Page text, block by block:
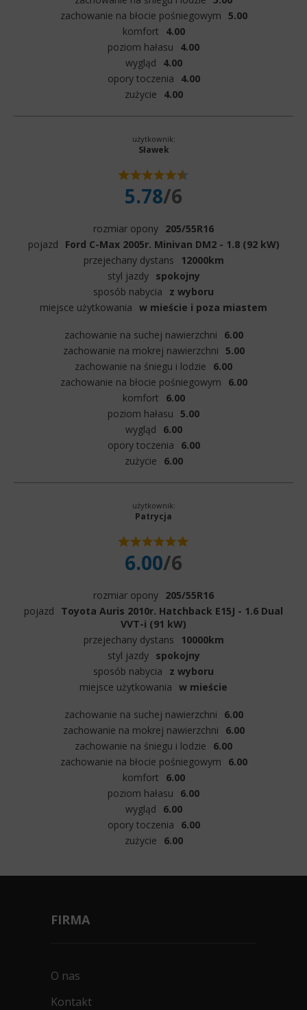
zachowanie na błocie pośniegowym 5.00
komfort
4.00
poziom hałasu
4.00
wygląd
4.00
opory toczenia
4.00
zużycie
4.00
użytkownik:
Sławek
5.78/6
rozmiar opony 205/55R16
pojazd
Ford C-Max 2005r. Minivan DM2 - 1.8 (92 kW)
przejechany dystans
12000km
styl jazdy
spokojny
sposób nabycia
z wyboru
miejsce użytkowania w mieście i poza miastem
zachowanie na suchej nawierzchni
6.00
zachowanie na mokrej nawierzchni 5.00
zachowanie na śniegu i lodzie
6.00
zachowanie na błocie pośniegowym
6.00
komfort
6.00
poziom hałasu 5.00
wygląd
6.00
opory toczenia
6.00
zużycie
6.00
użytkownik:
Patrycja
6.00/6
rozmiar opony 205/55R16
pojazd
Toyota Auris 2010r. Hatchback E15J - 1.6 Dual
VVT-i (91 kW)
przejechany dystans
10000km
styl jazdy
spokojny
sposób nabycia
z wyboru
miejsce użytkowania w mieście
zachowanie na suchej nawierzchni
6.00
zachowanie na mokrej nawierzchni
6.00
zachowanie na śniegu i lodzie
6.00
zachowanie na błocie pośniegowym
6.00
komfort
6.00
poziom hałasu
6.00
wygląd
6.00
opory toczenia
6.00
zużycie
6.00
FIRMA
O nas
Kontakt